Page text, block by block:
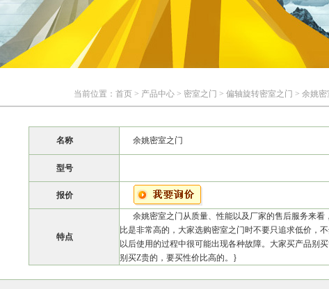
当前位置： 首页 > 产品中心 > 密室之门 > 偏轴旋转密室之门 > 余姚密
名称 余姚密室之门
型号
报价
特点
余姚密室之门从质量、性能以及厂家的售后服务来看
比是非常高的，大家选购密室之门时不要只追求低价，
以后使用的过程中很可能出现各种故障。大家买产品别
别买Z贵的，要买性价比高的。}